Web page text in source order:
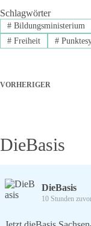
Schlagwörter
#Bildungsministerium
#Freiheit #
VORHERIGER
DieBasis
DieBasis
10 Stunden